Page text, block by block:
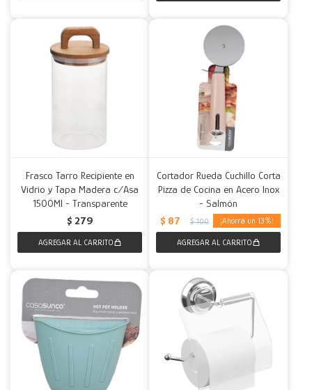
Frasco Tarro Recipiente en
Vidrio y Tapa Madera c/Asa
1500Ml - Transparente
$ 279
Cortador Rueda Cuchillo Corta
Pizza de Cocina en Acero Inox
- Salmón
$ 87 $ 100 13